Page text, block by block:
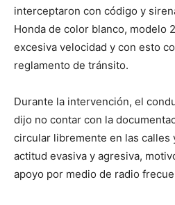
interceptaron con código y
Honda de color blanco, modelo
excesiva velocidad y con esto
reglamento de tránsito.
Durante la intervención, el
dijo no contar con la
circular libremente en las calles
actitud evasiva y agresiva,
apoyo por medio de radio